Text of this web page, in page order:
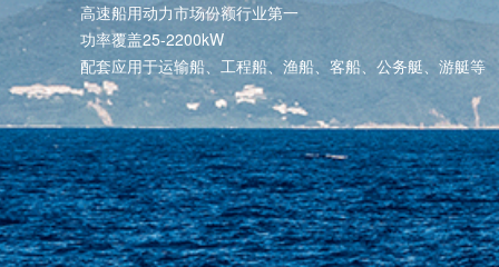
高速船用动力市场份额行业第一
功率覆盖25-2200kW
配套应用于运输船、工程船、渔船、客船、公务艇、游艇等